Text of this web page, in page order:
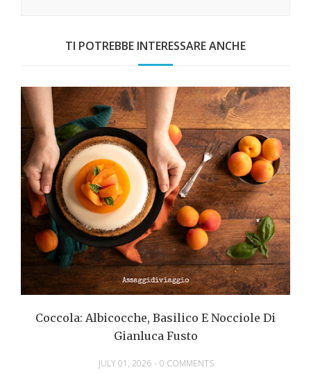
TI POTREBBE INTERESSARE ANCHE
Coccola: Albicocche, Basilico E Nocciole Di
Gianluca Fusto
JULY 01, 2026 - 0 COMMENTS